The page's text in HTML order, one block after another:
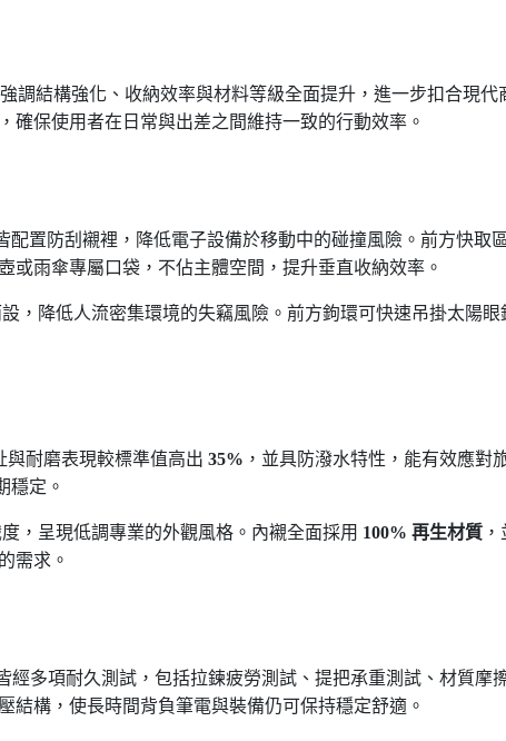
調結構強化、收納效率與材料等級全面提升，進一步扣合現代
保使用者在日常與出差之間維持一致的行動效率。
配置防刮襯裡，降低電子設備於移動中的碰撞風險。前方快取
雨傘專屬口袋，不佔主體空間，提升垂直收納效率。
，降低人流密集環境的失竊風險。前方鉤環可快速吊掛太陽
與耐磨表現較標準值高出 35% ，並具防潑水特性，能有效應對
穩定。
，呈現低調專業的外觀風格。內襯全面採用 100% 再生材質
需求。
經多項耐久測試，包括拉鍊疲勞測試、提把承重測試、材質摩
結構，使長時間背負筆電與裝備仍可保持穩定舒適。